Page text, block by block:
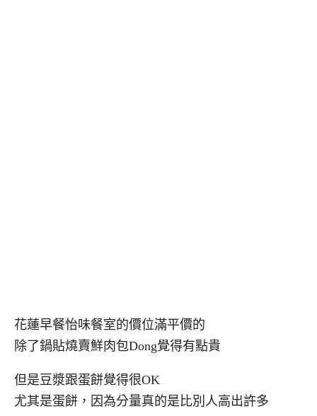
花蓮早餐怡味餐室的價位滿平價的
除了鍋貼燒賣鮮肉包Dong覺得有點貴
但是豆漿跟蛋餅覺得很OK
尤其是蛋餅，因為分量真的是比別人高出許多